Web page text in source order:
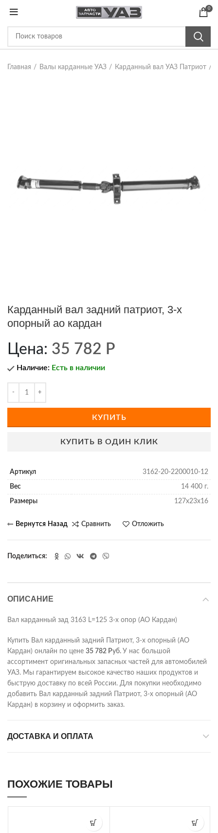
0
Главная Валы карданные УАЗ Карданный вал УАЗ Патриот
Карданный вал задний патриот, 3-х
опорный ао кардан
Цена: 35 782 Р
Наличие: Есть в наличии
КУПИТЬ
КУПИТЬ В ОДИН КЛИК
Артикул 3162-20-2200010-12
Вес 14 400 г.
Размеры 127х23х16
Сравнить Отложить
Поделиться
ОПИСАНИЕ
Вал карданный зад 3163 L=125 3-х опор (АО Кардан)
Купить Вал карданный задний Патриот, 3-х опорный (АО
Кардан) онлайн по цене 35 782 Руб. У нас большой
ассортимент оригинальных запасных частей для автомобилей
УАЗ. Мы гарантируем высокое качество наших продуктов и
быструю доставку по всей России. Для покупки необходимо
добавить Вал карданный задний Патриот, 3-х опорный (АО
Кардан) в корзину и оформить заказ.
ДОСТАВКА И ОПЛАТА
ПОХОЖИЕ ТОВАРЫ